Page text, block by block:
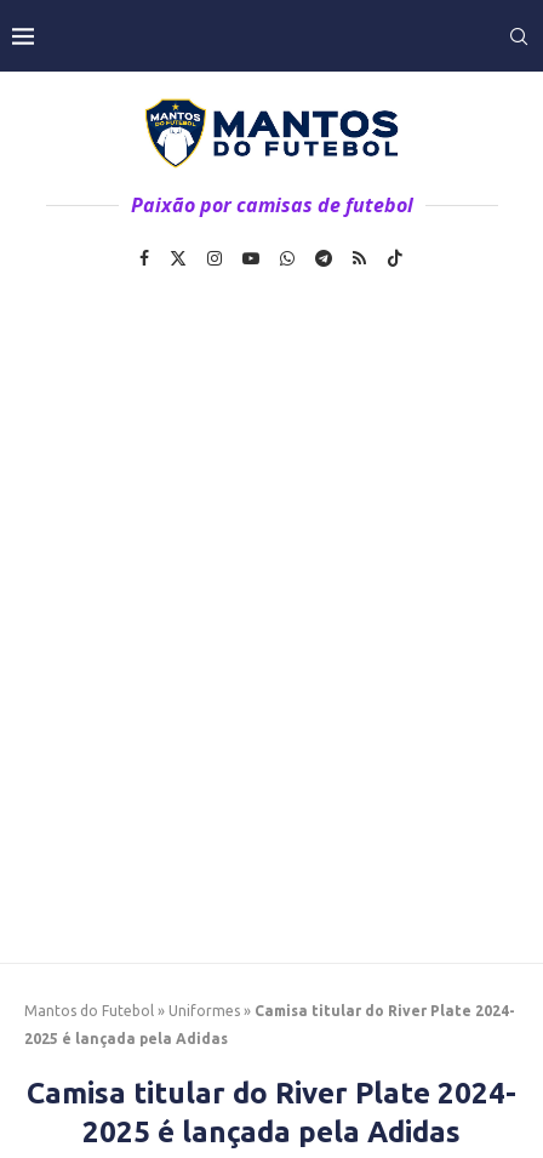
Paixão por camisas de futebol
Mantos do Futebol » Uniformes » Camisa titular do River Plate 2024-
2025 é lançada pela Adidas
Camisa titular do River Plate 2024-
2025 é lançada pela Adidas